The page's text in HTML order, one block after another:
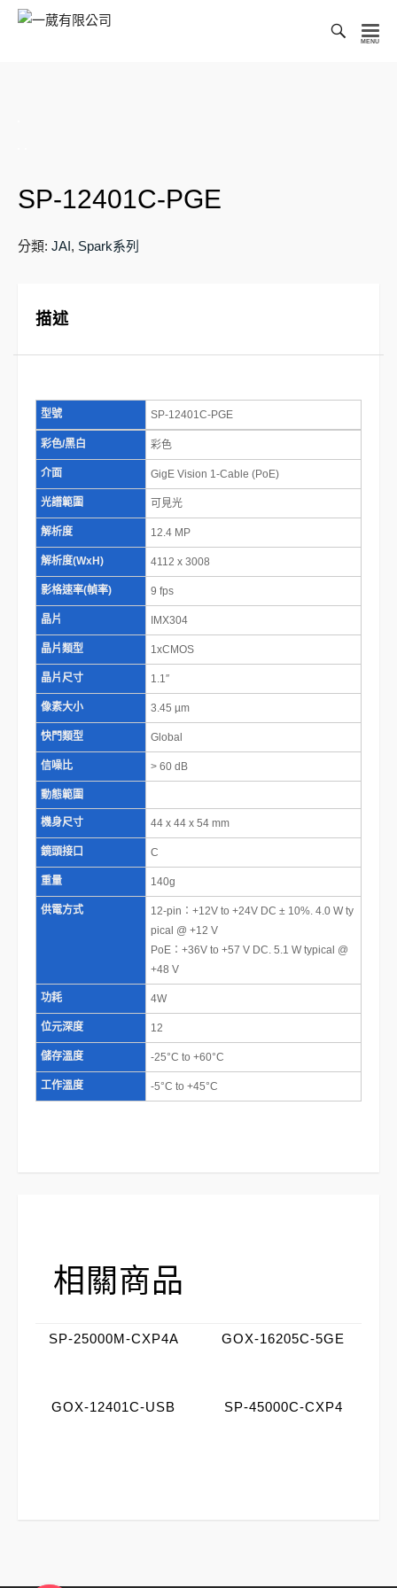
SP-12401C-PGE
分類: JAI, Spark系列
描述
型號 SP-12401C-PGE
彩色/黑白 彩色
介面 GigE Vision 1-Cable (PoE)
光譜範圍 可見光
解析度 12.4 MP
解析度(WxH) 4112 x 3008
影格速率(幀率) 9 fps
晶片 IMX304
晶片類型 1xCMOS
晶片尺寸 1.1″
像素大小 3.45 µm
快門類型 Global
信噪比 > 60 dB
動態範圍
機身尺寸 44 x 44 x 54 mm
鏡頭接口 C
重量 140g
供電方式
12-pin：+12V to +24V DC ± 10%. 4.0 W ty
pical @ +12 V
PoE：+36V to +57 V DC. 5.1 W typical @
+48 V
功耗 4W
位元深度 12
儲存溫度 -25°C to +60°C
工作溫度 -5°C to +45°C
相關商品
SP-25000M-CXP4A GOX-16205C-5GE
GOX-12401C-USB SP-45000C-CXP4